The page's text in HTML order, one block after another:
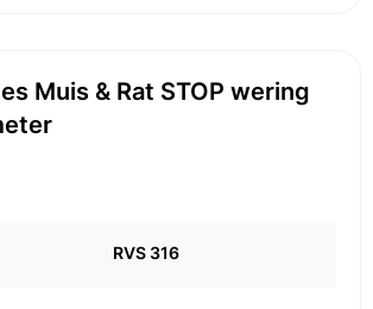
Muis & Rat STOP wering
RVS 316